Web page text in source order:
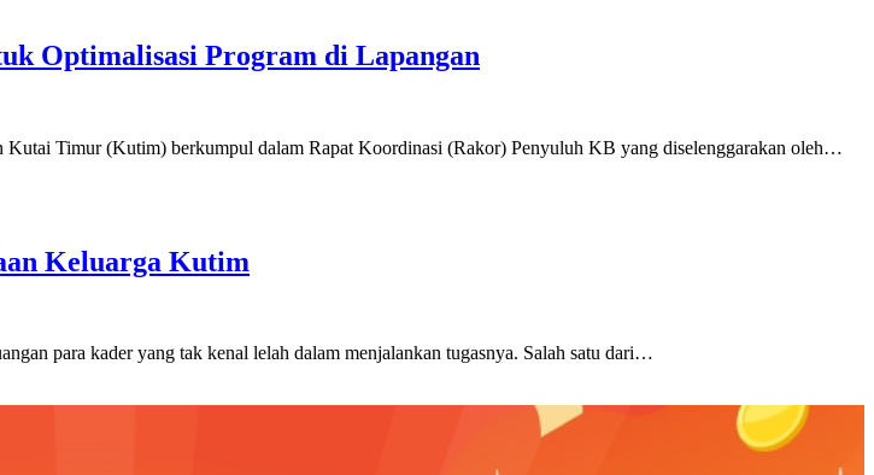
Optimalisasi Program di Lapangan
Timur (Kutim) berkumpul dalam Rapat Koordinasi (Rakor) Penyuluh KB yang diselenggarakan oleh…
Keluarga Kutim
para kader yang tak kenal lelah dalam menjalankan tugasnya. Salah satu dari…